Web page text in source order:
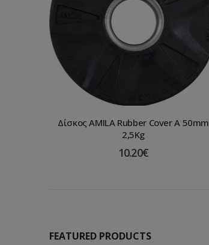
Δίσκος AMILA Rubber Cover A 50mm
2,5Kg
10.20€
FEATURED PRODUCTS